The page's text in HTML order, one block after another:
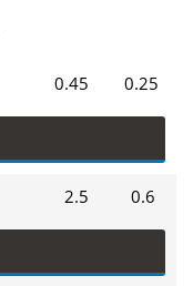
0.45 0.25
2.5 0.6